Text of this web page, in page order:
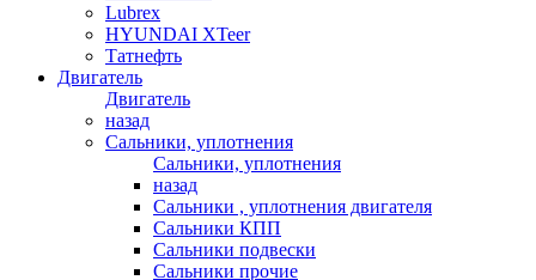
Lubrex
HYUNDAI XTeer
Татнефть
Двигатель
Двигатель
назад
Сальники, уплотнения
Сальники, уплотнения
назад
Сальники , уплотнения двигателя
Сальники КПП
Сальники подвески
Сальники прочие